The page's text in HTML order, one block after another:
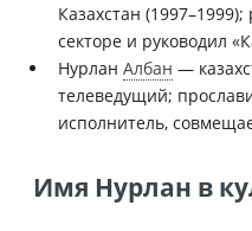
Казахстан
секторе и руководил
Нурлан Албан —
телеведущий;
исполнитель,
Имя Нурлан в